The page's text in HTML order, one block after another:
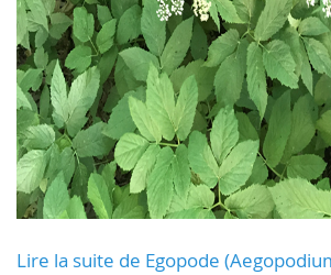
Lire la suite de Egopode